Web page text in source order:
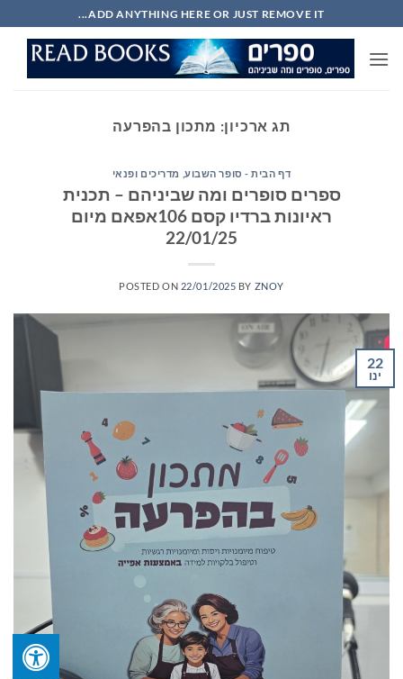
to
content
ADD ANYTHING HERE OR JUST REMOVE IT...
תג ארכיון: מתכון בהפרעה
דף הבית - סופר השבוע, מדריכים ופנאי
ספרים סופרים ומה שביניהם – תכנית
ראיונות ברדיו קסם 106אפאם מיום
22/01/25
POSTED ON 22/01/2025 BY ZNOY
22
ינו